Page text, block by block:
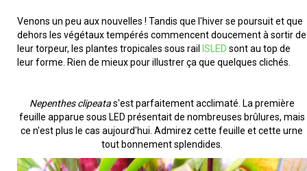
Venons un peu aux nouvelles ! Tandis que l'hiver se poursuit et que
dehors les végétaux tempérés commencent doucement à sortir de
leur torpeur, les plantes tropicales sous rail ISLED sont au top de
leur forme. Rien de mieux pour illustrer ça que quelques clichés.
Nepenthes clipeatas'est parfaitement acclimaté. La première
feuille apparue sous LED présentait de nombreuses brûlures, mais
ce n'est plus le cas aujourd'hui. Admirez cette feuille et cette urne
tout bonnement splendides.